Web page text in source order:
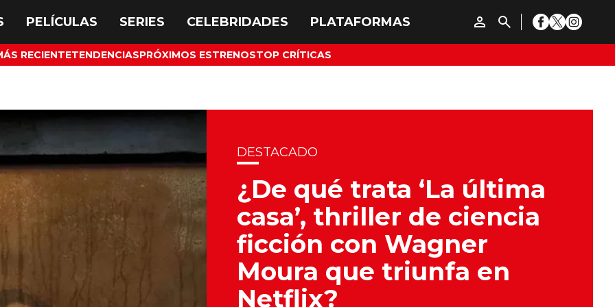
RECIENTETENDENCIASPRÓXIMOS ESTRENOSTOP CRÍTICAS
DESTACADO
¿De qué trata ‘La última
casa’, thriller de ciencia
ficción con Wagner
Moura que triunfa en
Netflix?